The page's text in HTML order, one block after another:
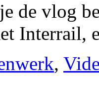
de vlog
Interrail,
,